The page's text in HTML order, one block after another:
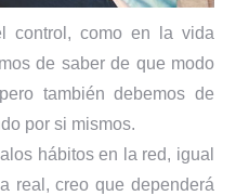
control, como en la vida
de saber de que modo
también debemos de
por si mismos.
hábitos en la red, igual
real, creo que dependerá